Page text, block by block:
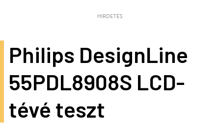
HIRDETÉS
Philips DesignLine
55PDL8908S LCD-
tévé teszt